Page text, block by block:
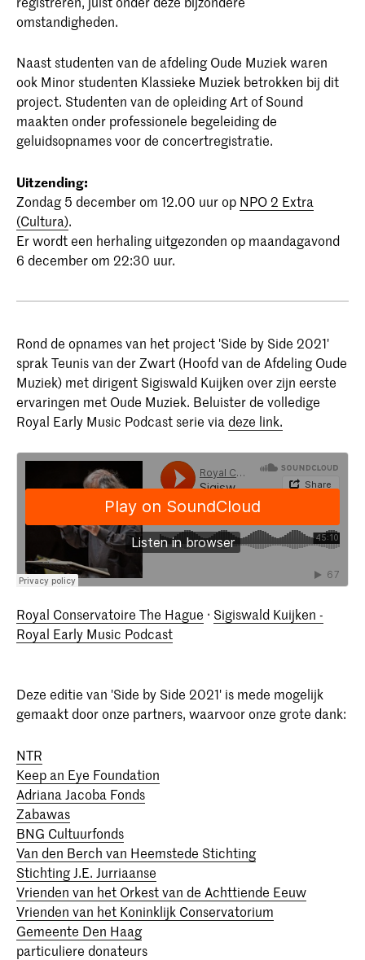
omstandigheden.
Naast studenten van de afdeling Oude Muziek waren
ook Minor studenten Klassieke Muziek betrokken bij dit
project. Studenten van de opleiding Art of Sound
maakten onder professionele begeleiding de
geluidsopnames voor de concertregistratie.
Uitzending:
Zondag 5 december om 12.00 uur op NPO 2 Extra
(Cultura).
Er wordt een herhaling uitgezonden op maandagavond
6 december om 22:30 uur.
Rond de opnames van het project 'Side by Side 2021'
sprak Teunis van der Zwart (Hoofd van de Afdeling Oude
Muziek) met dirigent Sigiswald Kuijken over zijn eerste
ervaringen met Oude Muziek. Beluister de volledige
Royal Early Music Podcast serie via deze link.
Royal Conservatoire The Hague · Sigiswald Kuijken -
Royal Early Music Podcast
Deze editie van 'Side by Side 2021' is mede mogelijk
gemaakt door onze partners, waarvoor onze grote dank:
NTR
Keep an Eye Foundation
Adriana Jacoba Fonds
Zabawas
BNG Cultuurfonds
Van den Berch van Heemstede Stichting
Stichting J.E. Jurriaanse
Vrienden van het Orkest van de Achttiende Eeuw
Vrienden van het Koninklijk Conservatorium
Gemeente Den Haag
particuliere donateurs